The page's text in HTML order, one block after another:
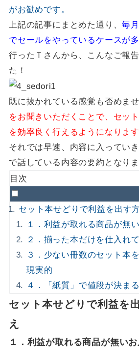
がお勧めです。
上記の記事にまとめた通り、毎
でセールをやっているケースが多
行ったＴさんから、こんなご報
た！
既に抜かれている感覚も否めま
をお聞きいただくことで、セッ
を効率良く行えるようになります
それでは早速、内容に入ってい
で話している内容の要約となりま
目次
セット本せどりで利益を出す
１．利益が取れる商品が無
２．揃った本だけを仕入れ
３．少ない冊数のセット本
現実的
４．「紙質」で値段が決ま
セット本せどりで利益を
え
１．利益が取れる商品が無い